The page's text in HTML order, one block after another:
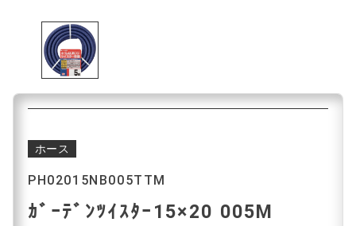
ホース
PH02015NB005TTM
ｶﾞｰﾃﾞﾝﾂｲｽﾀｰ15×20 005M